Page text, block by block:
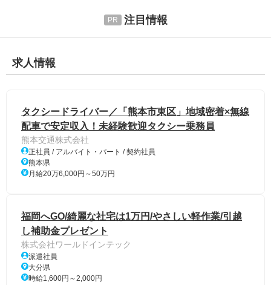
注目情報
求人情報
タクシードライバー／「熊本市東区」地域密着×無線
配車で安定収入！未経験歓迎タクシー乗務員
熊本交通株式会社
正社員 / アルバイト・パート / 契約社員
熊本県
月給20万6,000円～50万円
福岡へGO/綺麗な社宅は1万円/やさしい軽作業/引越
し補助金プレゼント
株式会社ワールドインテック
派遣社員
大分県
時給1,600円～2,000円